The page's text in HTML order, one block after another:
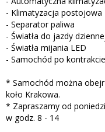
- Klimatyzacja postojowa
- Separator paliwa
- Światła do jazdy
- Światła mijania LED
- Samochód po
* Samochód można
koło Krakowa.
* Zapraszamy od
w godz. 8 - 14